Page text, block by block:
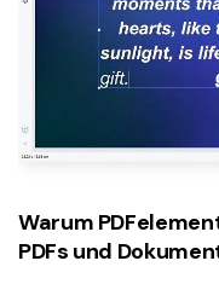
Warum
PDFs und